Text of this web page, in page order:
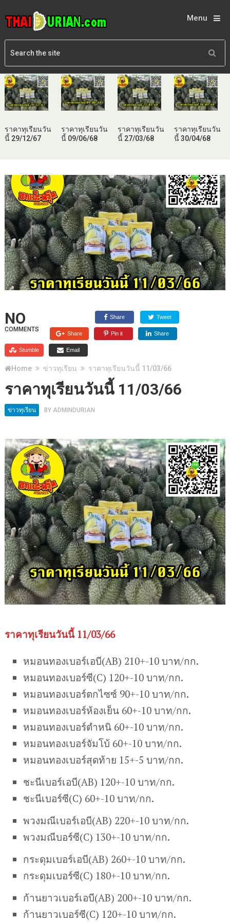
Menu
ราคาทุเรียนวัน
นี้ 29/12/67
ราคาทุเรียนวัน
นี้ 09/06/68
ราคาทุเรียนวัน
นี้ 27/03/68
ราคาทุเรียนวัน
นี้ 30/04/68
NO
COMMENTS
Share Tweet
Share Pin it Share
Stumble Email
Home ข่าวทุเรียน ราคาทุเรียนวันนี้ 11/03/66
ราคาทุเรียนวันนี้ 11/03/66
ข่าวทุเรียน BY ADMINDURIAN
ราคาทุเรียนวันนี้ 11/03/66
หมอนทองเบอร์เอบี(AB) 210+-10 บาท/กก.
หมอนทองเบอร์ซี(C) 120+-10 บาท/กก.
หมอนทองเบอร์ตกไซซ์ 90+-10 บาท/กก.
หมอนทองเบอร์ห้องเย็น 60+-10 บาท/กก.
หมอนทองเบอร์ตำหนิ 60+-10 บาท/กก.
หมอนทองเบอร์จัมโบ้ 60+-10 บาท/กก.
หมอนทองเบอร์สุดท้าย 15+-5 บาท/กก.
ชะนีเบอร์เอบี(AB) 120+-10 บาท/กก.
ชะนีเบอร์ซี(C) 60+-10 บาท/กก.
พวงมณีเบอร์เอบี(AB) 220+-10 บาท/กก.
พวงมณีบอร์ซี(C) 130+-10 บาท/กก.
กระดุมเบอร์เอบี(AB) 260+-10 บาท/กก.
กระดุมเบอร์ซี(C) 180+-10 บาท/กก.
ก้านยาวเบอร์เอบี(AB) 200+-10 บาท/กก.
ก้านยาวเบอร์ซี(C) 120+-10 บาท/กก.